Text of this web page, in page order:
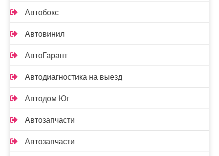
Автобокс
Автовинил
АвтоГарант
Автодиагностика на выезд
Автодом Юг
Автозапчасти
Автозапчасти